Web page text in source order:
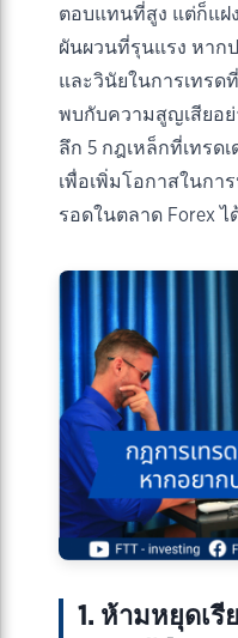
ตอบแทนที่สูง แต่ก็แฝ
ผันผวนที่รุนแรง หาก
และวินัยในการเทร
พบกับความสูญเสียอย่
ลึก 5 กฎเหล็กที่เทรด
เพื่อเพิ่มโอกาสในกา
รอดในตลาด Forex ไ
1. ห้ามหยุดเรี